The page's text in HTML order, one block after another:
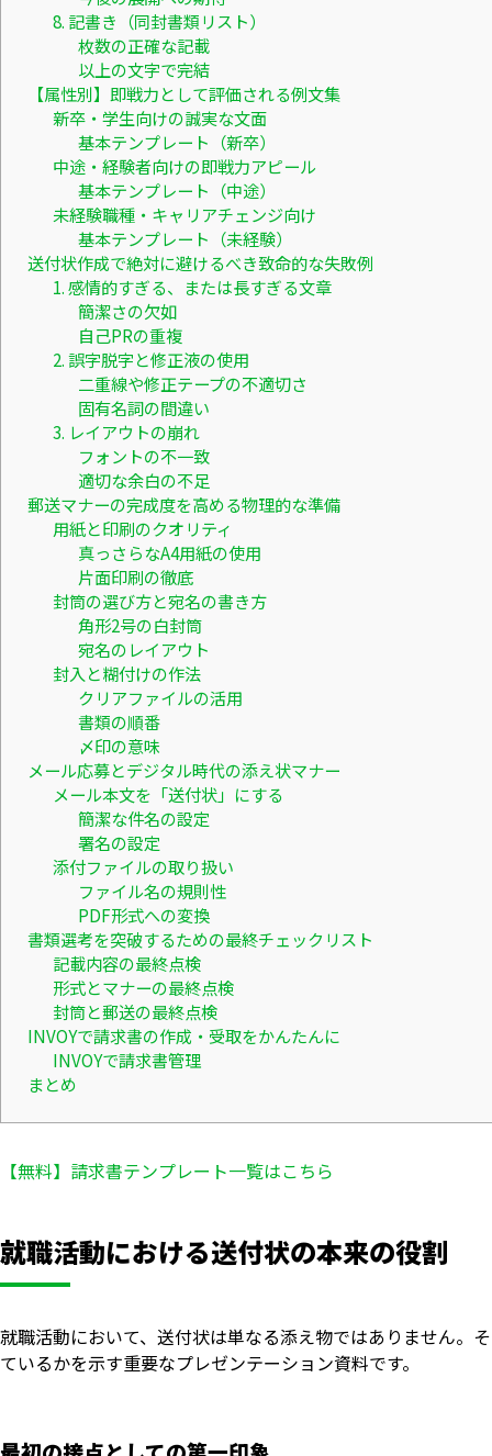
8. 記書き（同封書類リスト）
枚数の正確な記載
以上の文字で完結
【属性別】即戦力として評価される例文集
新卒・学生向けの誠実な文面
基本テンプレート（新卒）
中途・経験者向けの即戦力アピール
基本テンプレート（中途）
未経験職種・キャリアチェンジ向け
基本テンプレート（未経験）
送付状作成で絶対に避けるべき致命的な失敗例
1. 感情的すぎる、または長すぎる文章
簡潔さの欠如
自己PRの重複
2. 誤字脱字と修正液の使用
二重線や修正テープの不適切さ
固有名詞の間違い
3. レイアウトの崩れ
フォントの不一致
適切な余白の不足
郵送マナーの完成度を高める物理的な準備
用紙と印刷のクオリティ
真っさらなA4用紙の使用
片面印刷の徹底
封筒の選び方と宛名の書き方
角形2号の白封筒
宛名のレイアウト
封入と糊付けの作法
クリアファイルの活用
書類の順番
〆印の意味
メール応募とデジタル時代の添え状マナー
メール本文を「送付状」にする
簡潔な件名の設定
署名の設定
添付ファイルの取り扱い
ファイル名の規則性
PDF形式への変換
書類選考を突破するための最終チェックリスト
記載内容の最終点検
形式とマナーの最終点検
封筒と郵送の最終点検
INVOYで請求書の作成・受取をかんたんに
INVOYで請求書管理
まとめ
【無料】請求書テンプレート一覧はこちら
就職活動における送付状の本来の役割
就職活動において、送付状は単なる添え物ではありません。
ているかを示す重要なプレゼンテーション資料です。